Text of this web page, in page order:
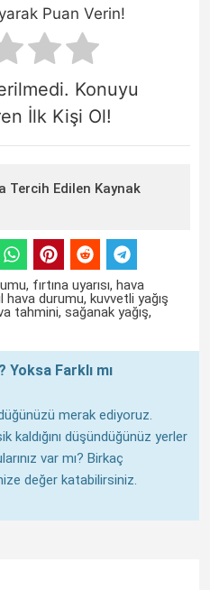
Puan Verin!
Konuyu
İlk Kişi Ol!
Tercih Edilen Kaynak
, fırtına uyarısı,hava
hava durumu,kuvvetli yağış
tahmini,sağanak yağış,
Yoksa Farklı mı
merak ediyoruz.
kaldığını düşündüğünüz yerler
var mı? Birkaç
değer katabilirsiniz.